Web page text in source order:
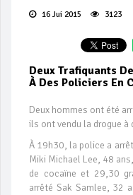
16 Jui 2015 3123
Deux Trafiquants
À Des Policiers En
Deux hommes ont été
ils ont vendu la drogue à
À 19h30, la police a
Miki Michael Lee, 48
de cocaïne et 29,30
arrêté Sak Samlee, 32